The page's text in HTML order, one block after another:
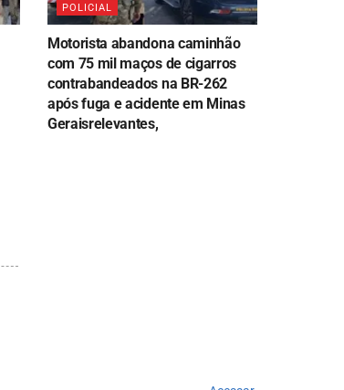
POLICIAL
Motorista abandona caminhão
com 75 mil maços de cigarros
contrabandeados na BR-262
após fuga e acidente em Minas
Geraisrelevantes,